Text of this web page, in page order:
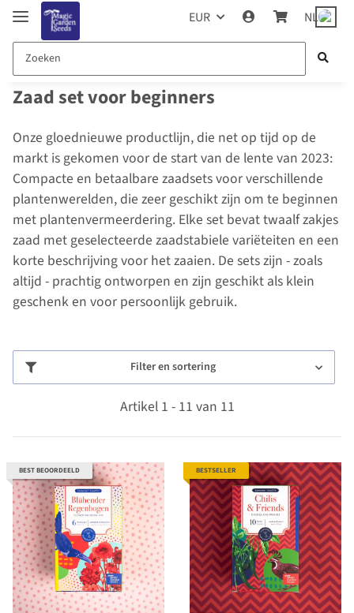
EUR NL
Zaad set voor beginners
Onze gloednieuwe productlijn, die net op tijd op de
markt is gekomen voor de start van de lente van 2023:
Compacte en betaalbare zaadsets voor verschillende
plantenwerelden, die zeer geschikt zijn om te beginnen
met plantenvermeerdering. Elke set bevat twaalf zakjes
zaad met geselecteerde zaadstabiele variëteiten en een
korte beschrijving voor het zaaien. De sets zijn - zoals
altijd - prachtig ontworpen en zijn geschikt als klein
geschenk en voor persoonlijk gebruik.
Filter en sortering
Artikel 1 - 11 van 11
BEST BEOORDEELD BESTSELLER